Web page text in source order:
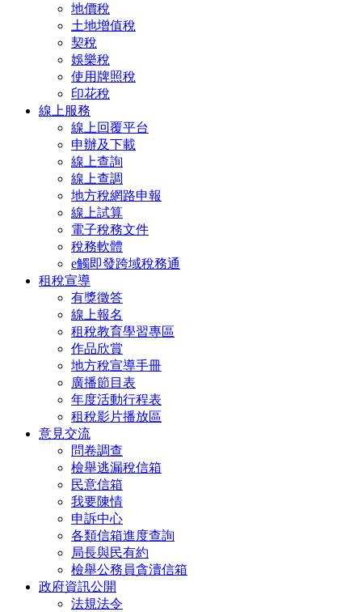
地價稅
土地增值稅
契稅
娛樂稅
使用牌照稅
印花稅
線上服務
線上回覆平台
申辦及下載
線上查詢
線上查調
地方稅網路申報
線上試算
電子稅務文件
稅務軟體
e觸即發跨域稅務通
租稅宣導
有獎徵答
線上報名
租稅教育學習專區
作品欣賞
地方稅宣導手冊
廣播節目表
年度活動行程表
租稅影片播放區
意見交流
問卷調查
檢舉逃漏稅信箱
民意信箱
我要陳情
申訴中心
各類信箱進度查詢
局長與民有約
檢舉公務員貪瀆信箱
政府資訊公開
法規法令